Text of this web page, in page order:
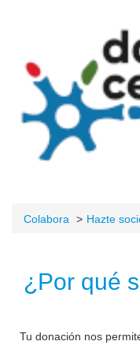
Colabora Hazte
¿Por qué
Tu donación nos